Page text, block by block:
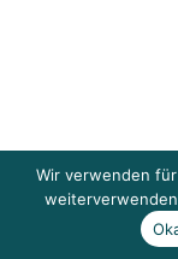
Wir verwenden